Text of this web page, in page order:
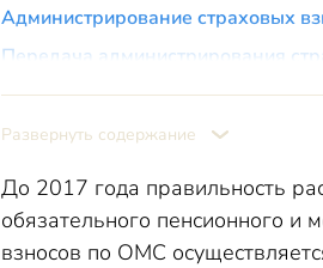
Администрирование страховых
Передача администрирования
База начисления страховых
Отчетность по страховым
КБК для уплаты страховых
Пени по страховым взносам
Развернуть содержание
До 2017 года правильность
обязательного пенсионного
взносов по ОМС